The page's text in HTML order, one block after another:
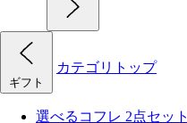
ギフト
カテゴリトップ
選べるコフレ 2点セット